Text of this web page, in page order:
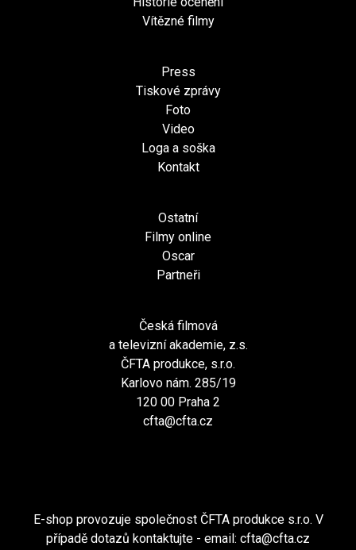
Vítězné filmy
Press
Tiskové zprávy
Foto
Video
Loga a soška
Kontakt
Ostatní
Filmy online
Oscar
Partneři
Česká filmová
a televizní akademie, z.s.
ČFTA produkce, s.r.o.
Karlovo nám. 285/19
120 00 Praha 2
cfta@cfta.cz
E-shop provozuje společnost ČFTA produkce s.r.o. V
případě dotazů kontaktujte - email: cfta@cfta.cz